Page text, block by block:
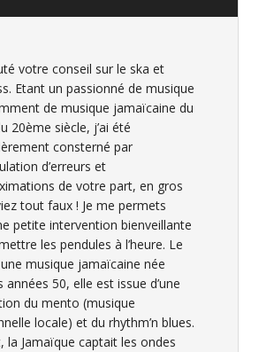
votre conseil sur le ska et
Etant un passionné de musique
de musique jamaïcaine du
20ème siècle, j’ai été
consterné par
d’erreurs et
de votre part, en gros
tout faux ! Je me permets
petite intervention bienveillante
les pendules à l’heure. Le
musique jamaïcaine née
années 50, elle est issue d’une
du mento (musique
locale) et du rhythm’n blues.
la Jamaïque captait les ondes